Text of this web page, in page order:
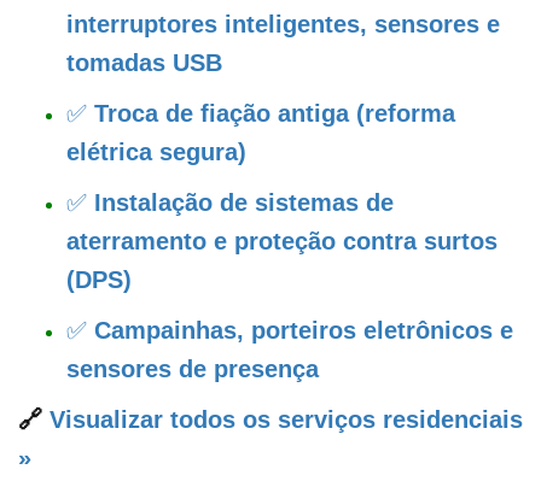
interruptores inteligentes, sensores e
tomadas USB
✅ Troca de fiação antiga (reforma
elétrica segura)
✅ Instalação de sistemas de
aterramento e proteção contra surtos
(DPS)
✅ Campainhas, porteiros eletrônicos e
sensores de presença
🔗 Visualizar todos os serviços residenciais
»